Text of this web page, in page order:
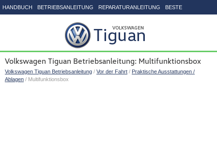
HANDBUCH BETRIEBSANLEITUNG REPARATURANLEITUNG BESTE
Volkswagen Tiguan Betriebsanleitung: Multifunktionsbox
Volkswagen Tiguan Betriebsanleitung / Vor der Fahrt / Praktische Ausstattungen /
Ablagen / Multifunktionsbox